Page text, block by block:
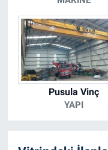
Pusula Vinç
YAPI